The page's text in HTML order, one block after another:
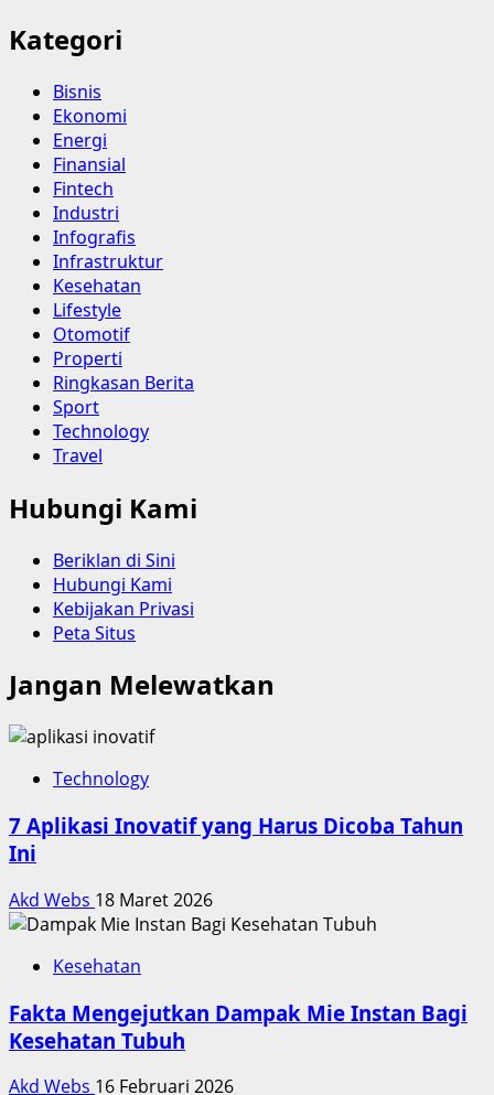
Kategori
Bisnis
Ekonomi
Energi
Finansial
Fintech
Industri
Infografis
Infrastruktur
Kesehatan
Lifestyle
Otomotif
Properti
Ringkasan Berita
Sport
Technology
Travel
Hubungi Kami
Beriklan di Sini
Hubungi Kami
Kebijakan Privasi
Peta Situs
Jangan Melewatkan
Technology
7 Aplikasi Inovatif yang Harus Dicoba Tahun
Ini
Akd Webs 18 Maret 2026
Kesehatan
Fakta Mengejutkan Dampak Mie Instan Bagi
Kesehatan Tubuh
Akd Webs 16 Februari 2026